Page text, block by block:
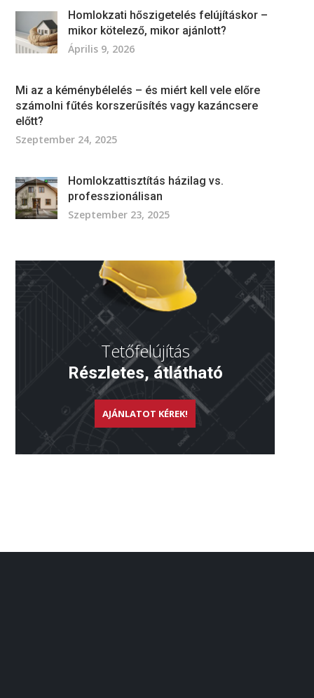
Homlokzati hőszigetelés felújításkor –
mikor kötelező, mikor ajánlott?
Április 9, 2026
Mi az a kéménybélelés – és miért kell vele előre
számolni fűtés korszerűsítés vagy kazáncsere
előtt?
Szeptember 24, 2025
Homlokzattisztítás házilag vs.
professzionálisan
Szeptember 23, 2025
Tetőfelújítás
Részletes, átlátható
AJÁNLATOT KÉREK!